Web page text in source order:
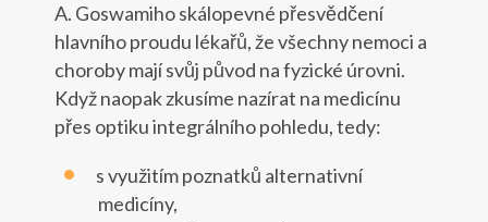
A. Goswamiho skálopevné přesvědčení
hlavního proudu lékařů, že všechny nemoci a
choroby mají svůj původ na fyzické úrovni.
Když naopak zkusíme nazírat na medicínu
přes optiku integrálního pohledu, tedy:
s využitím poznatků alternativní
medicíny,